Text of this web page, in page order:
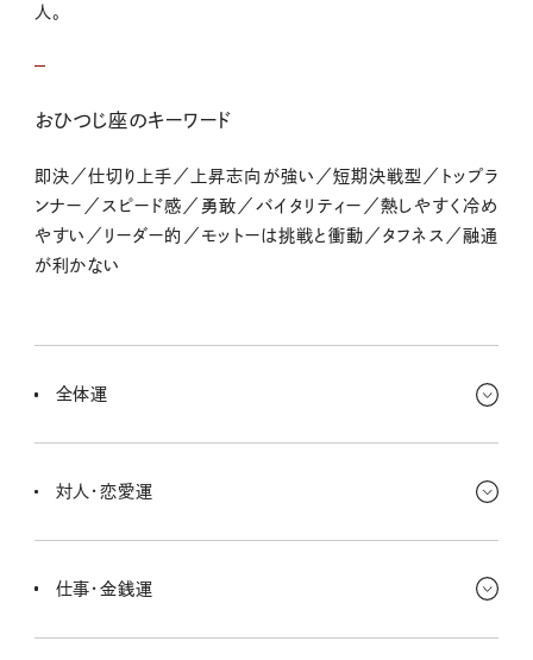
人。
おひつじ座のキーワード
即決／仕切り上手／上昇志向が強い／短期決戦型／トップラ
ンナー／スピード感／勇敢／バイタリティー／熱しやすく冷め
やすい／リーダー的／モットーは挑戦と衝動／タフネス／融通
が利かない
全体運
自分の才能をしっかり活かしていくことがフィーチャーされるんだ。
対人・恋愛運
るでしょ？ 情報も人もぎゅうぎゅうっと、パワフルなキミの元に集結。
仕事・金銭運